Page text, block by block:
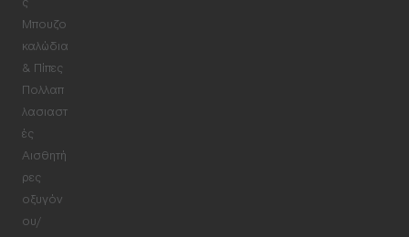
ς
Μπουζο
καλώδια
& Πίπες
Πολλαπ
λασιαστ
ές
Αισθητή
ρες
οξυγόν
ου/